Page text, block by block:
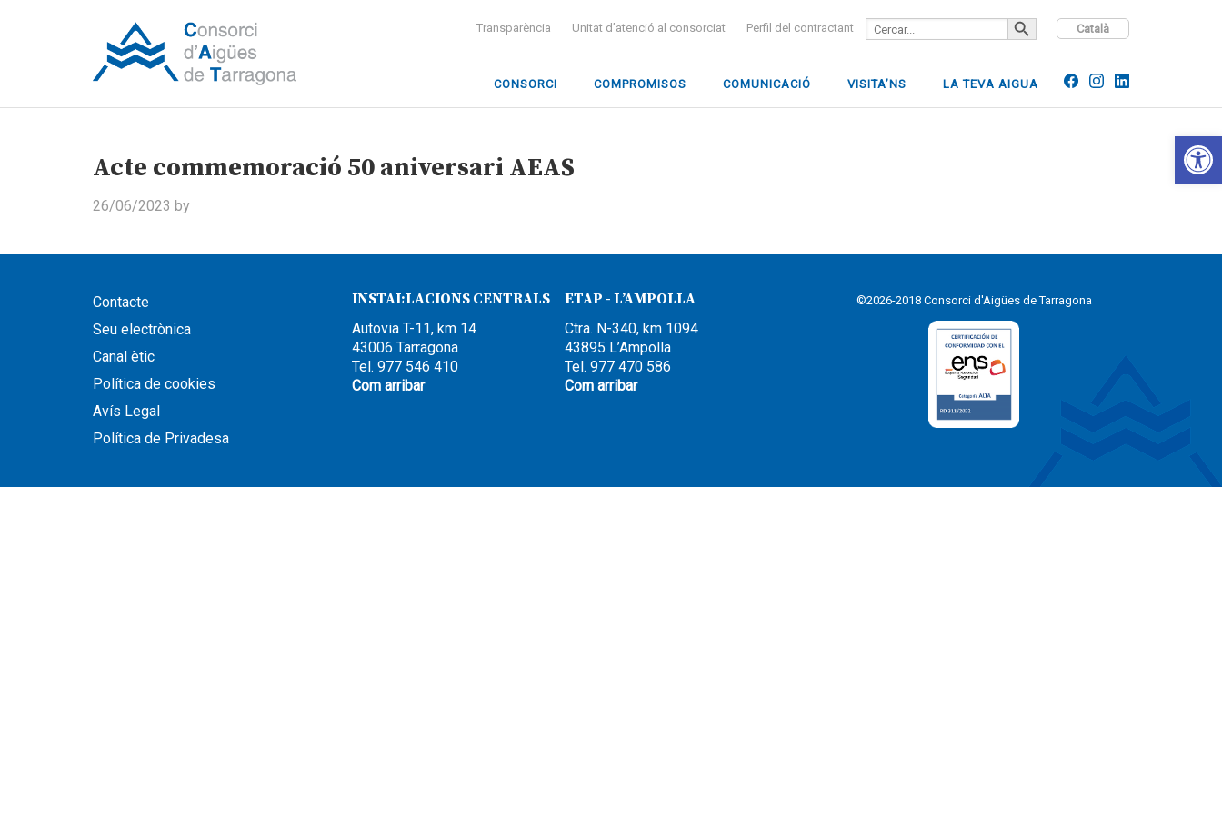
Català
Transparència Unitat d’atenció al consorciat Perfil del contractant
Search
for:
SEARCH BUTTON
CONSORCI COMPROMISOS COMUNICACIÓ VISITA’NS LA TEVA AIGUA
Acte commemoració 50 aniversari AEAS
26/06/2023 by
Contacte
Seu electrònica
Canal ètic
Política de cookies
Avís Legal
Política de Privadesa
INSTAL·LACIONS CENTRALS
Autovia T-11, km 14
43006 Tarragona
Tel. 977 546 410
Com arribar
ETAP - L’AMPOLLA
Ctra. N-340, km 1094
43895 L’Ampolla
Tel. 977 470 586
Com arribar
©2026-2018 Consorci d'Aigües de Tarragona